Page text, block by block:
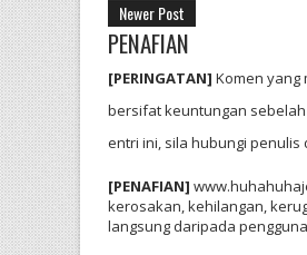
Newer Post
PENAFIAN
[PERINGATAN] Komen yang
bersifat keuntungan
entri ini, sila hubungi penulis
[PENAFIAN]
kerosakan, kehilangan,
langsung daripada